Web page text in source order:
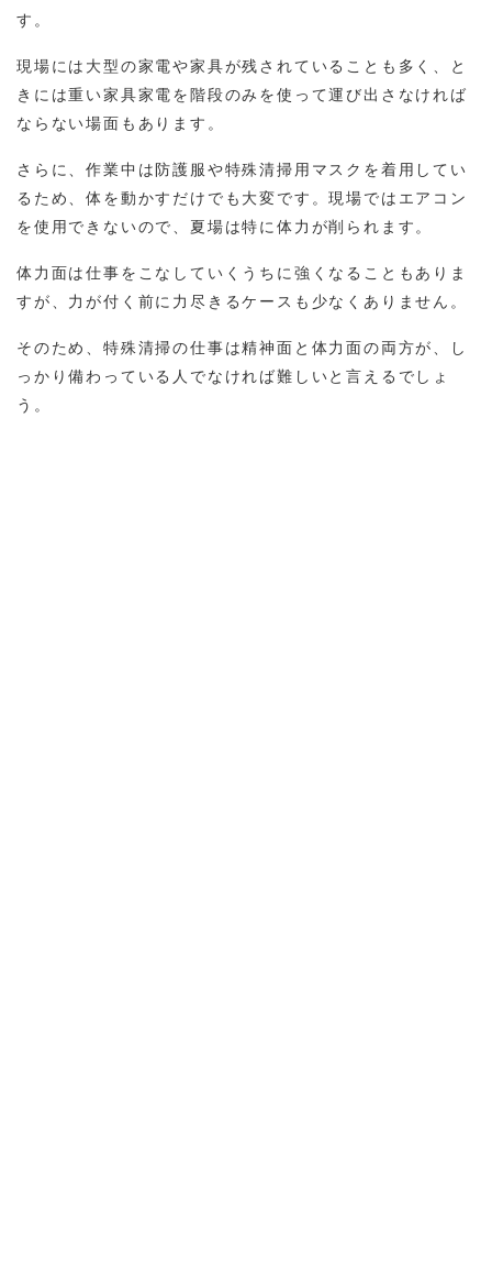
す。
現場には大型の家電や家具が残されていることも多く、と
きには重い家具家電を階段のみを使って運び出さなければ
ならない場面もあります。
さらに、作業中は防護服や特殊清掃用マスクを着用してい
るため、体を動かすだけでも大変です。現場ではエアコン
を使用できないので、夏場は特に体力が削られます。
体力面は仕事をこなしていくうちに強くなることもありま
すが、力が付く前に力尽きるケースも少なくありません。
そのため、特殊清掃の仕事は精神面と体力面の両方が、し
っかり備わっている人でなければ難しいと言えるでしょ
う。